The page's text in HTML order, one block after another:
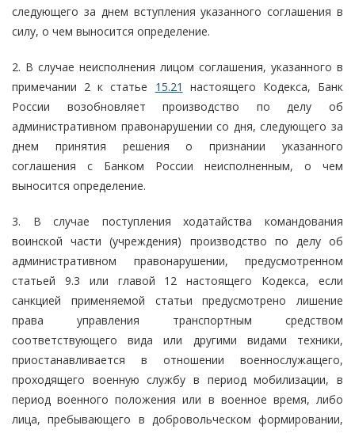
следующего за днем вступления указанного соглашения в
силу, о чем выносится определение.
2. В случае неисполнения лицом соглашения, указанного в
примечании 2 к статье 15.21
настоящего Кодекса, Банк
России возобновляет производство по делу об
административном правонарушении со дня, следующего за
днем принятия решения о признании указанного
соглашения с Банком России неисполненным, о чем
выносится определение.
3. В случае поступления ходатайства командования
воинской части (учреждения) производство по делу об
административном правонарушении, предусмотренном
статьей 9.3 или главой 12 настоящего Кодекса, если
санкцией применяемой статьи предусмотрено лишение
права управления транспортным средством
соответствующего вида или другими видами техники,
приостанавливается в отношении военнослужащего,
проходящего военную службу в период мобилизации, в
период военного положения или в военное время, либо
лица, пребывающего в добровольческом формировании,